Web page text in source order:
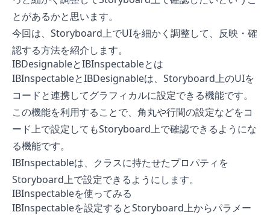
とがあるかと思います。
今回は、Storyboard上でUIを細かく調整して、反映・確
認する方法を紹介します。
IBDesignableとIBInspectableとは
IBInspectableとIBDesignableは、Storyboard上のUIを
コードと連携してグラフィカルに設定できる機能です。
この機能を利用することで、角丸や行間の設定などをコ
ード上で設定してもStoryboard上で確認できるようにな
る機能です。
IBInspectableは、クラスに持たせたプロパティを
Storyboard上で設定できるようにします。
IBInspectableを使ってみる
IBInspectableを設定するとStoryboard上からパラメー